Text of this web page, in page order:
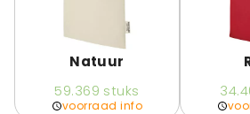
Natuur
59.369 stuks
voorraad info